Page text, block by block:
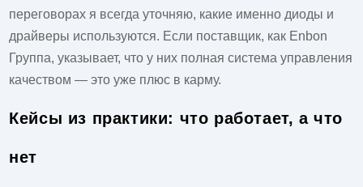
переговорах я всегда уточняю, какие именно диоды и
драйверы используются. Если поставщик, как Enbon
Группа, указывает, что у них полная система управления
качеством — это уже плюс в карму.
Кейсы из практики: что работает, а что
нет